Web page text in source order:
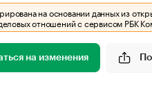
на основании данных из
отношений с сервисом РБК
на изменения